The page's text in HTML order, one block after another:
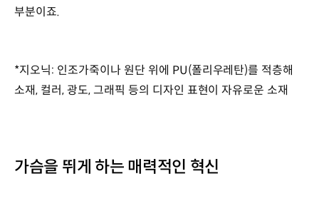
부분이죠.
*지오닉: 인조가죽이나 원단 위에 PU(폴리우레탄)를 적층해
소재, 컬러, 광도, 그래픽 등의 디자인 표현이 자유로운 소재
가슴을 뛰게 하는 매력적인 혁신